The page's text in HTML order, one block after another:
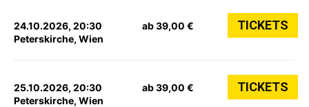
24.10.2026, 20:30
Peterskirche, Wien
ab 39,00 € TICKETS
25.10.2026, 20:30
Peterskirche, Wien
ab 39,00 € TICKETS